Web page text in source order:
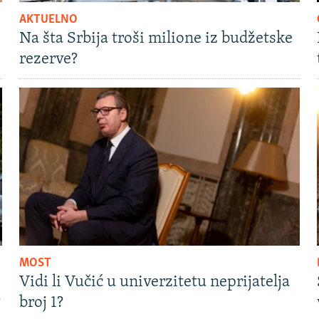
AKTUELNO
Na šta Srbija troši milione iz budžetske
rezerve?
MOST
Vidi li Vučić u univerzitetu neprijatelja
broj 1?